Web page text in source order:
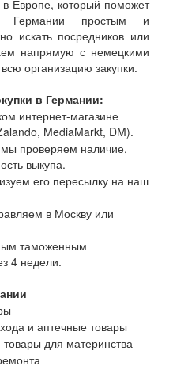
Европе, который поможет
Германии простым и
искать посредников или
напрямую с немецкими
организацию закупки.
в Германии:
интернет-магазине
MediaMarkt, DM).
проверяем наличие,
выкупа.
его пересылку на наш
в Москву или
таможенным
4 недели.
и аптечные товары
для материнства